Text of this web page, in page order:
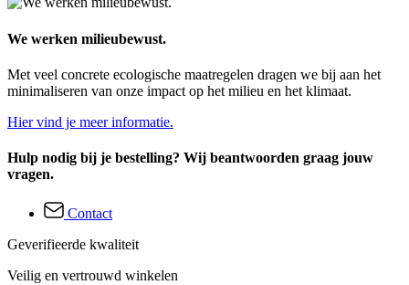
We werken milieubewust.
Met veel concrete ecologische maatregelen dragen we bij aan het
minimaliseren van onze impact op het milieu en het klimaat.
Hier vind je meer informatie.
Hulp nodig bij je bestelling? Wij beantwoorden graag jouw
vragen.
Contact
Geverifieerde kwaliteit
Veilig en vertrouwd winkelen